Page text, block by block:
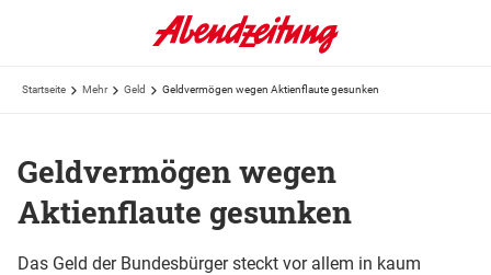
Startseite Mehr Geld Geldvermögen wegen Aktienflaute gesunken
Geldvermögen wegen
Aktienflaute gesunken
Das Geld der Bundesbürger steckt vor allem in kaum